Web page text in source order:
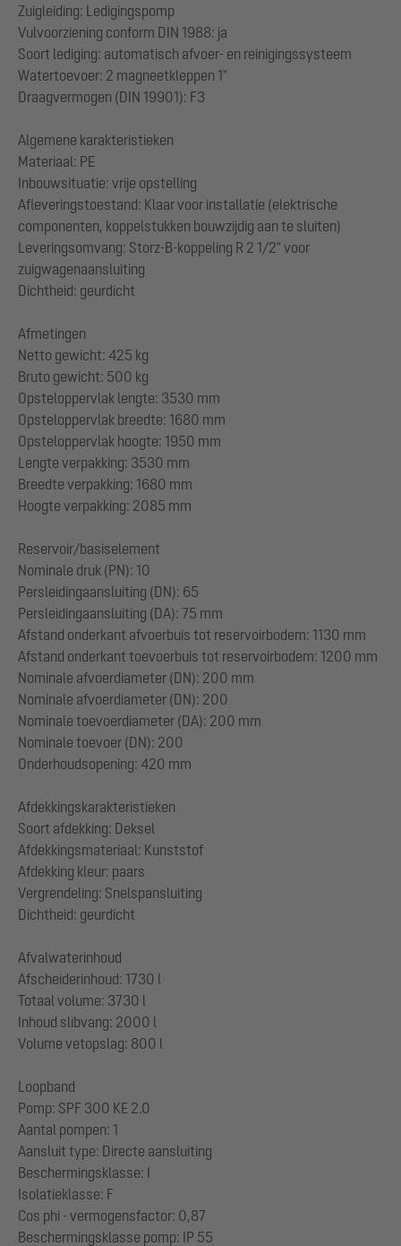
Zuigleiding: Ledigingspomp
Vulvoorziening conform DIN 1988: ja
Soort lediging: automatisch afvoer- en reinigingssysteem
Watertoevoer: 2 magneetkleppen 1"
Draagvermogen (DIN 19901): F3
Algemene karakteristieken
Materiaal: PE
Inbouwsituatie: vrije opstelling
Afleveringstoestand: Klaar voor installatie (elektrische
componenten, koppelstukken bouwzijdig aan te sluiten)
Leveringsomvang: Storz-B-koppeling R 2 1/2" voor
zuigwagenaansluiting
Dichtheid: geurdicht
Afmetingen
Netto gewicht: 425 kg
Bruto gewicht: 500 kg
Opsteloppervlak lengte: 3530 mm
Opsteloppervlak breedte: 1680 mm
Opsteloppervlak hoogte: 1950 mm
Lengte verpakking: 3530 mm
Breedte verpakking: 1680 mm
Hoogte verpakking: 2085 mm
Reservoir/basiselement
Nominale druk (PN): 10
Persleidingaansluiting (DN): 65
Persleidingaansluiting (DA): 75 mm
Afstand onderkant afvoerbuis tot reservoirbodem: 1130 mm
Afstand onderkant toevoerbuis tot reservoirbodem: 1200 mm
Nominale afvoerdiameter (DN): 200 mm
Nominale afvoerdiameter (DN): 200
Nominale toevoerdiameter (DA): 200 mm
Nominale toevoer (DN): 200
Onderhoudsopening: 420 mm
Afdekkingskarakteristieken
Soort afdekking: Deksel
Afdekkingsmateriaal: Kunststof
Afdekking kleur: paars
Vergrendeling: Snelspansluiting
Dichtheid: geurdicht
Afvalwaterinhoud
Afscheiderinhoud: 1730 l
Totaal volume: 3730 l
Inhoud slibvang: 2000 l
Volume vetopslag: 800 l
Loopband
Pomp: SPF 300 KE 2.0
Aantal pompen: 1
Aansluit type: Directe aansluiting
Beschermingsklasse: I
Isolatieklasse: F
Cos phi - vermogensfactor: 0,87
Beschermingsklasse pomp: IP 55